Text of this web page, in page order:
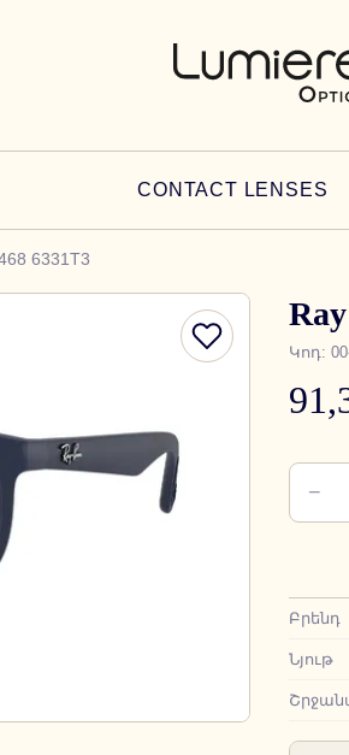
CONTACT LENSES
6331T3
Կոդ:
−
Բրենդ
Նյութ